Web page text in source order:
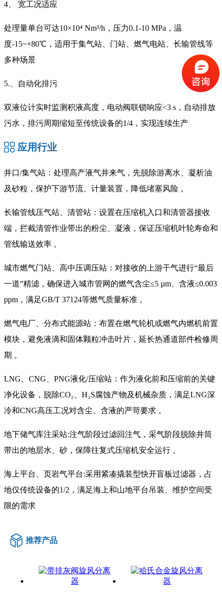
4、 宽工况适应
处理量单台可达10×10⁴ Nm³/h，压力0.1-10 MPa，温
度-15~+80℃，适用于集气站、门站、燃气电站、长输管线等
多种场景
5.、自动化排污
双液位计实时监测积液高度，电动阀联锁响应<3 s，自动排放
污水，排污周期缩短至传统设备的1/4，实现连续生产
应用行业
井口/集气站：处理高产液气井来气，先脱除游离水、凝析油
及砂粒，保护下游节流、计量装置，降低堵塞风险 。
长输管线压气站、清管站：设置在压缩机入口和清管器接收
端，拦截清管作业带出的粉尘、凝液，保证压缩机叶轮寿命和
管线输送效率 。
城市燃气门站、高中压调压站：对接收的上游干气进行“最后
一道”精滤，确保进入城市管网的燃气含尘≤5 µm、含液≤0.003
ppm，满足GB/T 37124等燃气质量标准 。
燃气电厂、分布式能源站：布置在燃气轮机或燃气内燃机前置
模块，避免液滴和固体颗粒冲击叶片，延长热通道部件检修周
期 。
LNG、CNG、PNG液化/压缩站：作为液化前和压缩前的关键
净化设备，脱除CO₂、H₂S腐蚀产物及机械杂质，满足LNG深
冷和CNG高压工况对含尘、含液的严苛要求 。
地下储气库注采站:注气阶段过滤回注气，采气阶段脱除井筒
带出的地层水、砂，保障往复式压缩机安全运行 。
海上平台、页岩气平台:采用紧凑撬装型快开盲板过滤器，占
地仅传统设备的1/2，满足海上和山地平台吊装、维护空间受
限的需求
推荐产品